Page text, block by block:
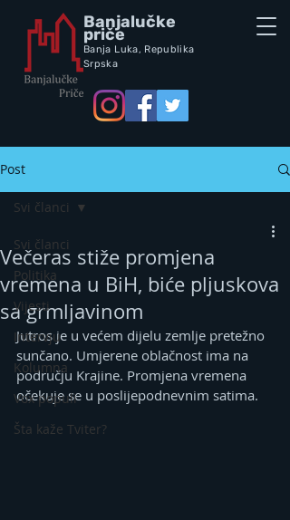
Banjalučke
priče
Banja Luka, Republika
Srpska
Post
Svi članci
Politika
Vijesti
Intervju
Kolumna
Vox populi
Šta kaže Tviter?
Svi članci
Večeras stiže promjena
vremena u BiH, biće pljuskova
sa grmljavinom
Jutros je u većem dijelu zemlje pretežno
sunčano. Umjerene oblačnost ima na
području Krajine. Promjena vremena
očekuje se u poslijepodnevnim satima.